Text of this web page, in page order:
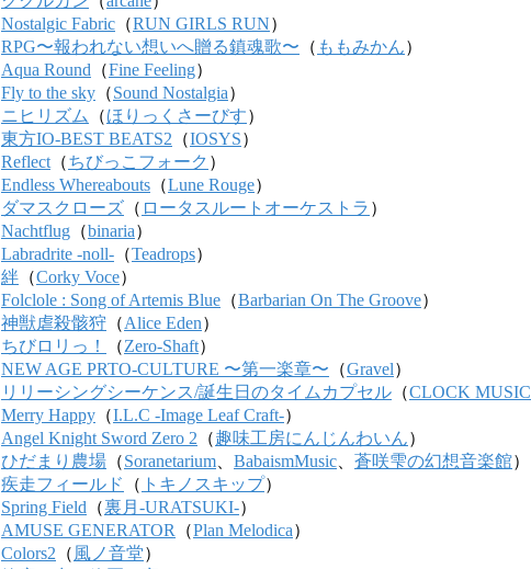
Nostalgic Fabric （RUN GIRLS RUN）
RPG〜報われない想いへ贈る鎮魂歌〜 （ ももみかん）
Aqua Round （Fine Feeling）
Fly to the sky （Sound Nostalgia）
ニヒリズム
（ほりっくさーびす）
東方IO-BEST BEATS2 （IOSYS）
Reflect （ちびっこフォーク ）
Endless Whereabouts （Lune Rouge）
ダマスクローズ （ ロータスルートオーケストラ ）
Nachtflug （binaria）
Labradrite -noll- （Teadrops）
絆 （Corky Voce）
Folclole : Song of Artemis Blue （Barbarian On The Groove）
神獣虐殺骸狩 （Alice Eden）
ちびロリっ！
（Zero-Shaft）
NEW AGE PRTO-CULTURE 〜第一楽章〜 （Gravel）
リリーシングシーケンス/誕生日のタイムカプセル （CLOCK MUSIC
Merry Happy （I.L.C -Image Leaf Craft-）
Angel Knight Sword Zero 2 （趣味工房にんじんわいん）
ひだまり農場 （Soranetarium BabaismMusic 蒼咲雫の幻想音楽館）
疾走フィールド
（ トキノスキップ）
Spring Field （裏月-URATSUKI-）
AMUSE GENERATOR
（Plan Melodica）
Colors2 （ 風ノ音堂）